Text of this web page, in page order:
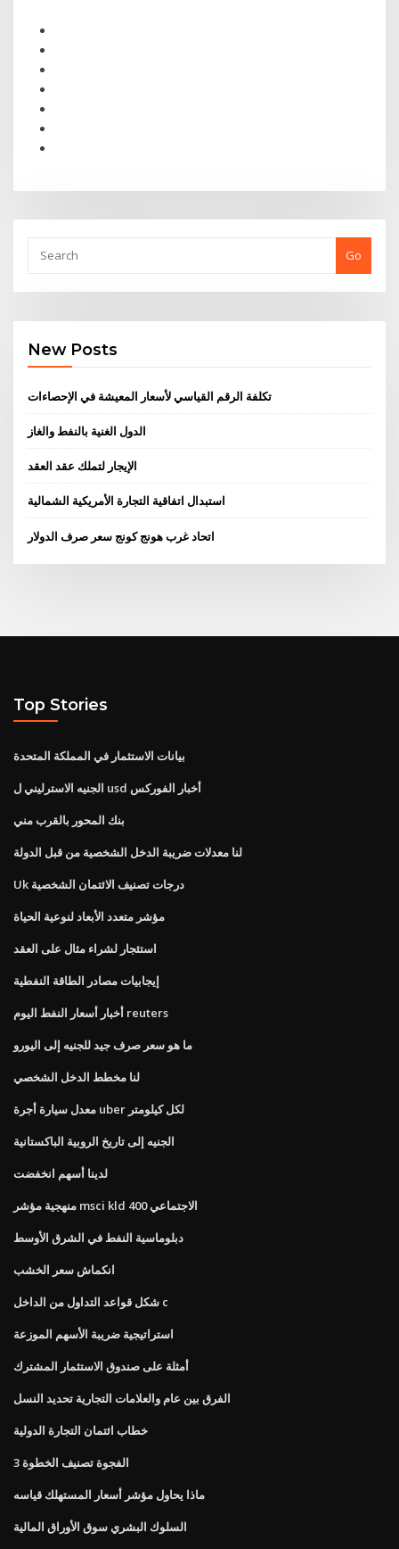
Go
New Posts
تكلفة الرقم القياسي لأسعار المعيشة في الإحصاءات
الدول الغنية بالنفط والغاز
الإيجار لتملك عقد العقد
استبدال اتفاقية التجارة الأمريكية الشمالية
اتحاد غرب هونج كونج سعر صرف الدولار
Top Stories
بيانات الاستثمار في المملكة المتحدة
الجنيه الاسترليني ل usd أخبار الفوركس
بنك المحور بالقرب مني
لنا معدلات ضريبة الدخل الشخصية من قبل الدولة
Uk درجات تصنيف الائتمان الشخصية
مؤشر متعدد الأبعاد لنوعية الحياة
استئجار لشراء مثال على العقد
إيجابيات مصادر الطاقة النفطية
أخبار أسعار النفط اليوم reuters
ما هو سعر صرف جيد للجنيه إلى اليورو
لنا مخطط الدخل الشخصي
معدل سيارة أجرة uber لكل كيلومتر
الجنيه إلى تاريخ الروبية الباكستانية
لدينا أسهم انخفضت
منهجية مؤشر msci kld 400 الاجتماعي
دبلوماسية النفط في الشرق الأوسط
انكماش سعر الخشب
شكل قواعد التداول من الداخل c
استراتيجية ضريبة الأسهم الموزعة
أمثلة على صندوق الاستثمار المشترك
الفرق بين عام والعلامات التجارية تحديد النسل
خطاب ائتمان التجارة الدولية
الفجوة تصنيف الخطوة 3
ماذا يحاول مؤشر أسعار المستهلك قياسه
السلوك البشري سوق الأوراق المالية